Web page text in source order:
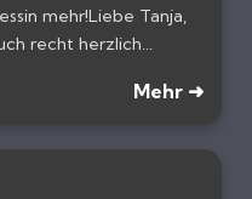
mehr!Liebe Tanja,
recht herzlich...
Mehr ➜